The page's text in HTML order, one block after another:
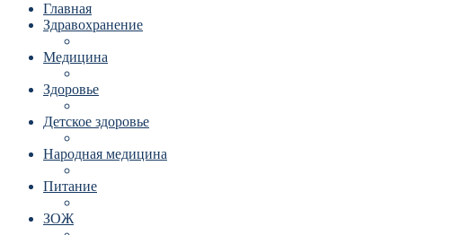
Главная
Здравохранение
Медицина
Здоровье
Детское здоровье
Народная медицина
Питание
ЗОЖ